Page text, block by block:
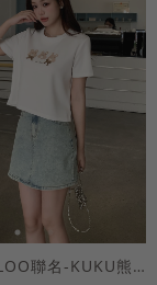
HOOLOOLOO聯名-KUKU熊蝴蝶結短袖上衣